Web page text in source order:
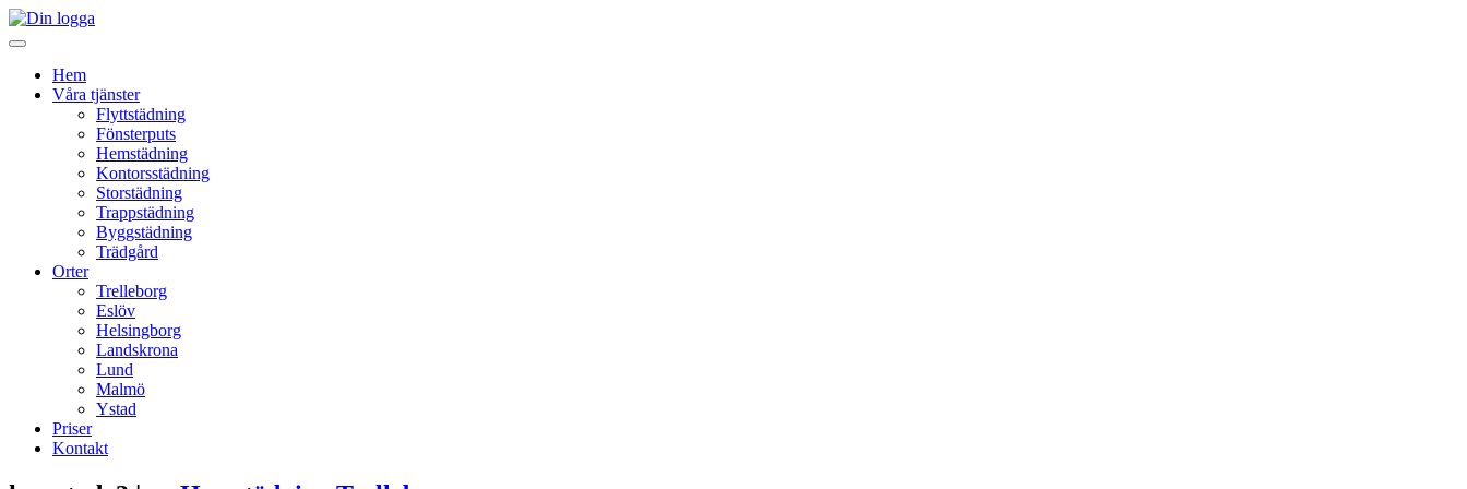
Hem
Våra tjänster
Flyttstädning
Fönsterputs
Hemstädning
Kontorsstädning
Storstädning
Trappstädning
Byggstädning
Trädgård
Orter
Trelleborg
Eslöv
Helsingborg
Landskrona
Lund
Malmö
Ystad
Priser
Kontakt